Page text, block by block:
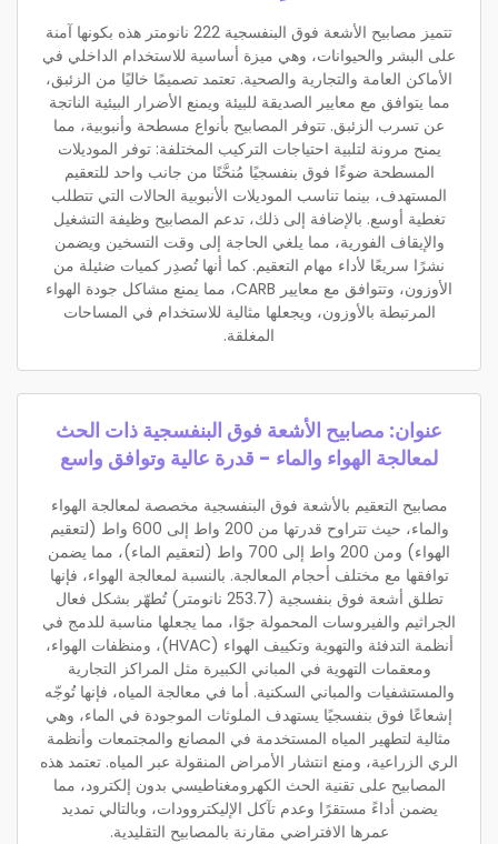
تتميز مصابيح الأشعة فوق البنفسجية 222 نانومتر هذه بكونها آمنة
على البشر والحيوانات، وهي ميزة أساسية للاستخدام الداخلي في
الأماكن العامة والتجارية والصحية. تعتمد تصميمًا خاليًا من الزئبق،
مما يتوافق مع معايير الصديقة للبيئة ويمنع الأضرار البيئية الناتجة
عن تسرب الزئبق. تتوفر المصابيح بأنواع مسطحة وأنبوبية، مما
يمنح مرونة لتلبية احتياجات التركيب المختلفة: توفر الموديلات
المسطحة ضوءًا فوق بنفسجيًا مُنحَّنًا من جانب واحد للتعقيم
المستهدف، بينما تناسب الموديلات الأنبوبية الحالات التي تتطلب
تغطية أوسع. بالإضافة إلى ذلك، تدعم المصابيح وظيفة التشغيل
والإيقاف الفورية، مما يلغي الحاجة إلى وقت التسخين ويضمن
نشرًا سريعًا لأداء مهام التعقيم. كما أنها تُصدِر كميات ضئيلة من
الأوزون، وتتوافق مع معايير CARB، مما يمنع مشاكل جودة الهواء
المرتبطة بالأوزون، ويجعلها مثالية للاستخدام في المساحات
المغلقة.
عنوان: مصابيح الأشعة فوق البنفسجية ذات الحث
لمعالجة الهواء والماء - قدرة عالية وتوافق واسع
مصابيح التعقيم بالأشعة فوق البنفسجية مخصصة لمعالجة الهواء
والماء، حيث تتراوح قدرتها من 200 واط إلى 600 واط (لتعقيم
الهواء) ومن 200 واط إلى 700 واط (لتعقيم الماء)، مما يضمن
توافقها مع مختلف أحجام المعالجة. بالنسبة لمعالجة الهواء، فإنها
تطلق أشعة فوق بنفسجية (253.7 نانومتر) تُطهّر بشكل فعال
الجراثيم والفيروسات المحمولة جوًا، مما يجعلها مناسبة للدمج في
أنظمة التدفئة والتهوية وتكييف الهواء (HVAC)، ومنظفات الهواء،
ومعقمات التهوية في المباني الكبيرة مثل المراكز التجارية
والمستشفيات والمباني السكنية. أما في معالجة المياه، فإنها تُوجّه
إشعاعًا فوق بنفسجيًا يستهدف الملوثات الموجودة في الماء، وهي
مثالية لتطهير المياه المستخدمة في المصانع والمجتمعات وأنظمة
الري الزراعية، ومنع انتشار الأمراض المنقولة عبر المياه. تعتمد هذه
المصابيح على تقنية الحث الكهرومغناطيسي بدون إلكترود، مما
يضمن أداءً مستقرًا وعدم تآكل الإليكتروودات، وبالتالي تمديد
عمرها الافتراضي مقارنة بالمصابيح التقليدية.